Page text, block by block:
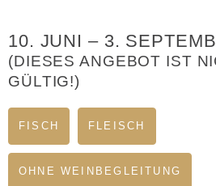
10. JUNI – 3.
(DIESES ANGEBOT IST
GÜLTIG!)
FISCH FLEISCH
OHNE WEINBEGLEITUNG